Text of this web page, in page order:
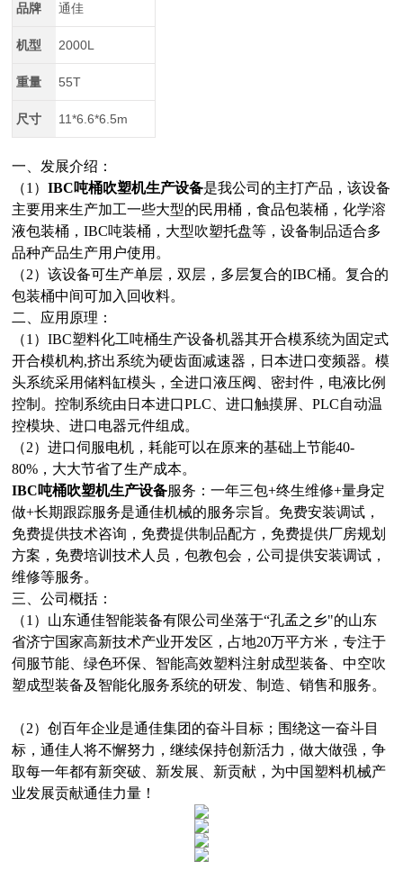
品牌 通佳
机型 2000L
重量 55T
尺寸 11*6.6*6.5m
一、发展介绍：
（1）IBC吨桶吹塑机生产设备是我公司的主打产品，该设备
主要用来生产加工一些大型的民用桶，食品包装桶，化学溶
液包装桶，IBC吨装桶，大型吹塑托盘等，设备制品适合多
品种产品生产用户使用。
（2）该设备可生产单层，双层，多层复合的IBC桶。复合的
包装桶中间可加入回收料。
二、应用原理：
（1）IBC塑料化工吨桶生产设备机器其开合模系统为固定式
开合模机构,挤出系统为硬齿面减速器，日本进口变频器。模
头系统采用储料缸模头，全进口液压阀、密封件，电液比例
控制。控制系统由日本进口PLC、进口触摸屏、PLC自动温
控模块、进口电器元件组成。
（2）进口伺服电机，耗能可以在原来的基础上节能40-
80%，大大节省了生产成本。
IBC吨桶吹塑机生产设备服务：一年三包+终生维修+量身定
做+长期跟踪服务是通佳机械的服务宗旨。免费安装调试，
免费提供技术咨询，免费提供制品配方，免费提供厂房规划
方案，免费培训技术人员，包教包会，公司提供安装调试，
维修等服务。
三、公司概括：
（1）山东通佳智能装备有限公司坐落于“孔孟之乡"的山东
省济宁国家高新技术产业开发区，占地20万平方米，专注于
伺服节能、绿色环保、智能高效塑料注射成型装备、中空吹
塑成型装备及智能化服务系统的研发、制造、销售和服务。
（2）创百年企业是通佳集团的奋斗目标；围绕这一奋斗目
标，通佳人将不懈努力，继续保持创新活力，做大做强，争
取每一年都有新突破、新发展、新贡献，为中国塑料机械产
业发展贡献通佳力量！